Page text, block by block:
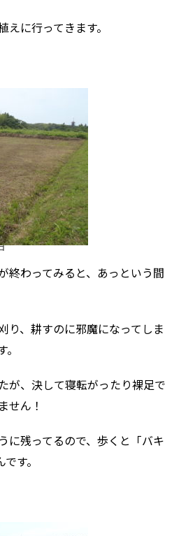
えに行ってきます。
終わってみると、あっという間
り、耕すのに邪魔になってしま
。
が、決して寝転がったり裸足で
せん！
に残ってるので、歩くと「バキ
す。